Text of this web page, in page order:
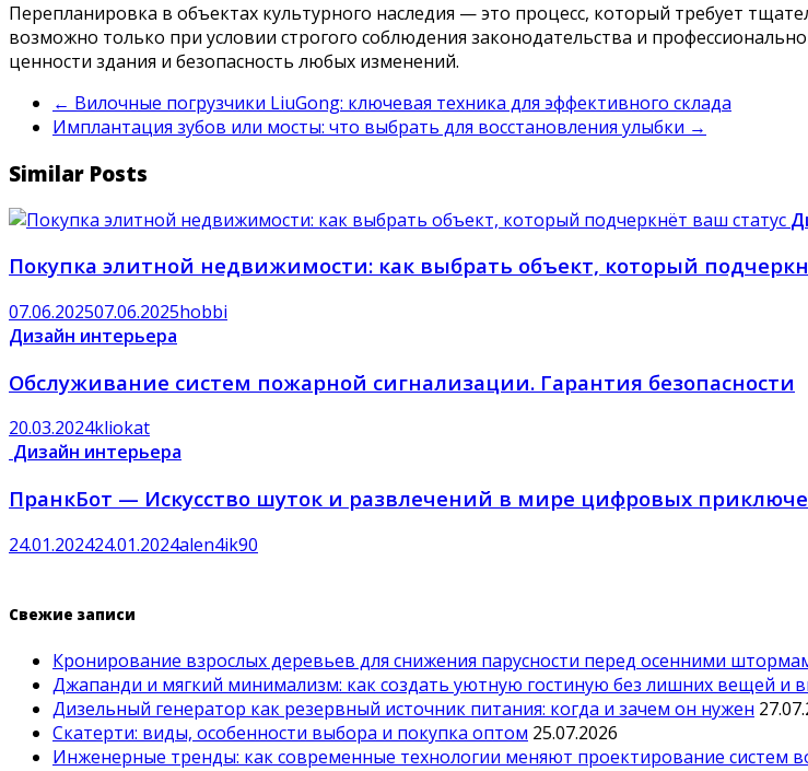
Перепланировка в объектах культурного наследия — это процесс, который требует
возможно только при условии строгого соблюдения законодательства и
ценности здания и безопасность любых изменений.
← Вилочные погрузчики LiuGong: ключевая техника для эффективного склада
Имплантация зубов или мосты: что выбрать для восстановления улыбки →
Similar Posts
Покупка элитной недвижимости: как выбрать объект, который
07.06.202507.06.2025hobbi
Дизайн интерьера
Обслуживание систем пожарной сигнализации. Гарантия безопасности
20.03.2024kliokat
Дизайн интерьера
ПранкБот — Искусство шуток и развлечений в мире цифровых
24.01.202424.01.2024alen4ik90
Свежие записи
Кронирование взрослых деревьев для снижения парусности перед осенними
Джапанди и мягкий минимализм: как создать уютную гостиную без лишних вещей и
Дизельный генератор как резервный источник питания: когда и зачем он нужен
Скатерти: виды, особенности выбора и покупка оптом 25.07.2026
Инженерные тренды: как современные технологии меняют проектирование систем